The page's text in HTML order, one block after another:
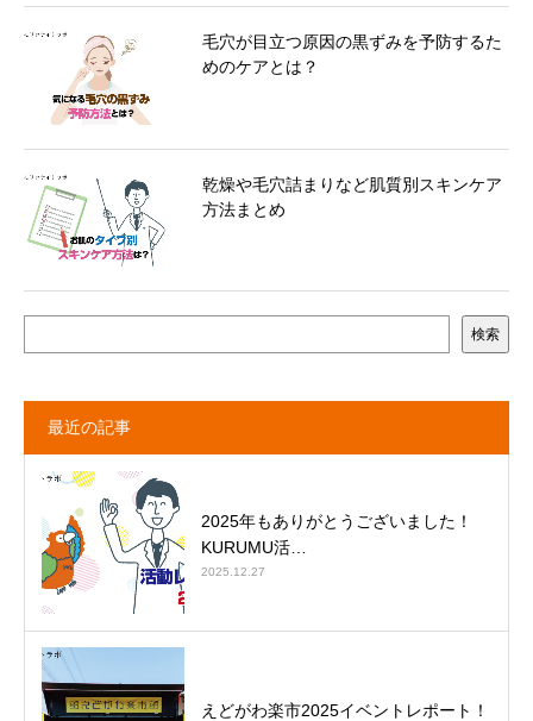
毛穴が目立つ原因の黒ずみを予防するた
めのケアとは？
乾燥や毛穴詰まりなど肌質別スキンケア
方法まとめ
検索
最近の記事
2025年もありがとうございました！
KURUMU活…
2025.12.27
えどがわ楽市2025イベントレポート！